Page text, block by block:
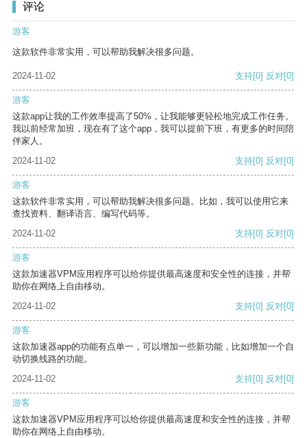
评论
游客
这款软件非常实用，可以帮助我解决很多问题。
2024-11-02 支持[0] 反对[0]
游客
这款app让我的工作效率提高了50%，让我能够更轻松地完成工作任务。
我以前经常加班，现在有了这个app，我可以提前下班，有更多的时间陪
伴家人。
2024-11-02
支持[0] 反对[0]
游客
这款软件非常实用，可以帮助我解决很多问题。比如，我可以使用它来
查找资料、翻译语言、编写代码等。
2024-11-02
支持[0] 反对[0]
游客
这款加速器VPM应用程序可以给你提供最高速度和安全性的连接，并帮
助你在网络上自由移动。
2024-11-02
支持[0] 反对[0]
游客
这款加速器app的功能有点单一，可以增加一些新功能，比如增加一个自
动切换线路的功能。
2024-11-02
支持[0] 反对[0]
游客
这款加速器VPM应用程序可以给你提供最高速度和安全性的连接，并帮
助你在网络上自由移动。